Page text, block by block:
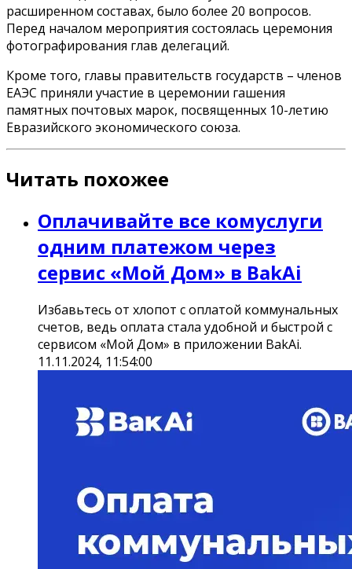
расширенном составах, было более 20 вопросов.
Перед началом мероприятия состоялась церемония
фотографирования глав делегаций.
Кроме того, главы правительств государств – членов
ЕАЭС приняли участие в церемонии гашения
памятных почтовых марок, посвященных 10-летию
Евразийского экономического союза.
Читать похожее
Оплачивайте все комуслуги
одним платежом через
сервис «Мой Дом» в BakAi
Избавьтесь от хлопот с оплатой коммунальных
счетов, ведь оплата стала удобной и быстрой с
сервисом «Мой Дом» в приложении BakAi.
11.11.2024, 11:54:00